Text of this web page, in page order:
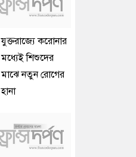
যুক্তরাজ্যে করোনার
মধ্যেই শিশুদের
মাঝে নতুন রোগের
হানা